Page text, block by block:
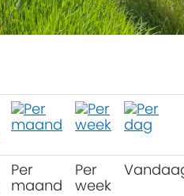
Per
maand
Per
week